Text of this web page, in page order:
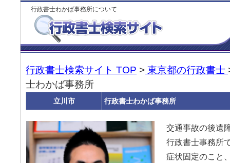
行政書士わかば事務所について
行政書士検索サイト TOP > 東京都の行政書士
士わかば事務所
立川市 行政書士わかば事務所
交通事故の後遺
行政書士事務所
症状固定のこと